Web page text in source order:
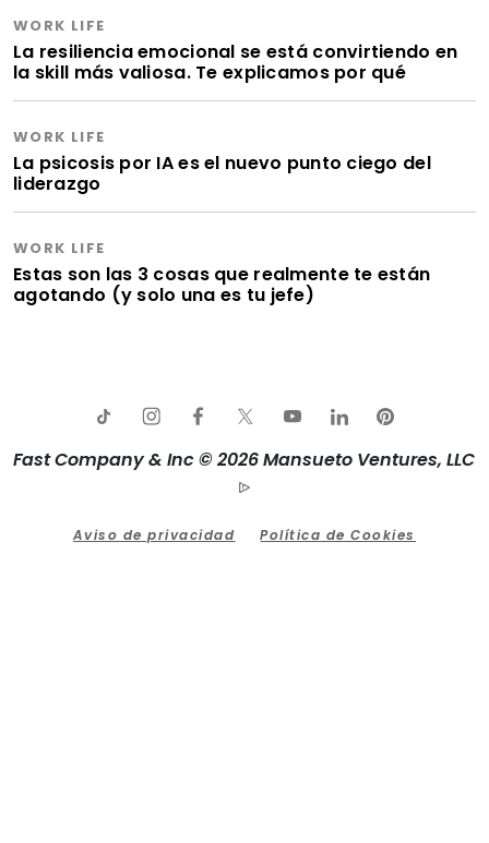
WORK LIFE
La resiliencia emocional se está convirtiendo en
la skill más valiosa. Te explicamos por qué
WORK LIFE
La psicosis por IA es el nuevo punto ciego del
liderazgo
WORK LIFE
Estas son las 3 cosas que realmente te están
agotando (y solo una es tu jefe)
Fast Company & Inc © 2026 Mansueto Ventures, LLC
Aviso de privacidad Política de Cookies